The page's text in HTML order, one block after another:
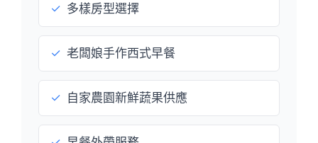
✓ 多樣房型選擇
✓ 老闆娘手作西式早餐
✓ 自家農園新鮮蔬果供應